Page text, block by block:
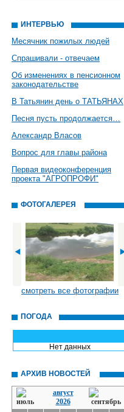
ИНТЕРВЬЮ
Месячник пожилых людей
Спрашивали - отвечаем
Об изменениях в пенсионном
законодательстве
В Татьянин день о ТАТЬЯНАХ
Песня пусть продолжается…
Александр Власов
Вопрос для главы района
Первая видеоконференция
проекта "АГРОПРОФИ"
ФОТОГАЛЕРЕЯ
смотреть все фотографии
ПОГОДА
Нет данных
АРХИВ НОВОСТЕЙ
август
2026